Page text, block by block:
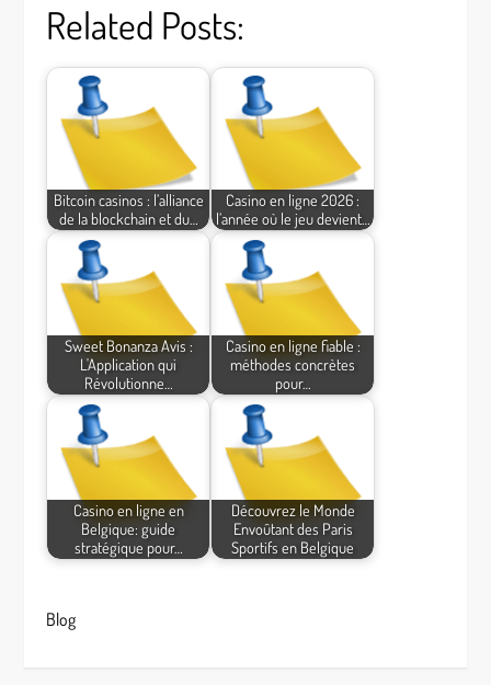
Related Posts:
Bitcoin casinos : l’alliance
de la blockchain et du…
Casino en ligne 2026 :
l’année où le jeu devient…
Sweet Bonanza Avis :
L'Application qui
Révolutionne…
Casino en ligne fiable :
méthodes concrètes
pour…
Casino en ligne en
Belgique: guide
stratégique pour…
Découvrez le Monde
Envoûtant des Paris
Sportifs en Belgique
Blog